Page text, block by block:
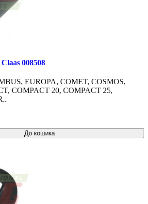
008508
EUROPA, COMET, COSMOS,
COMPACT 20, COMPACT 25,
До кошика